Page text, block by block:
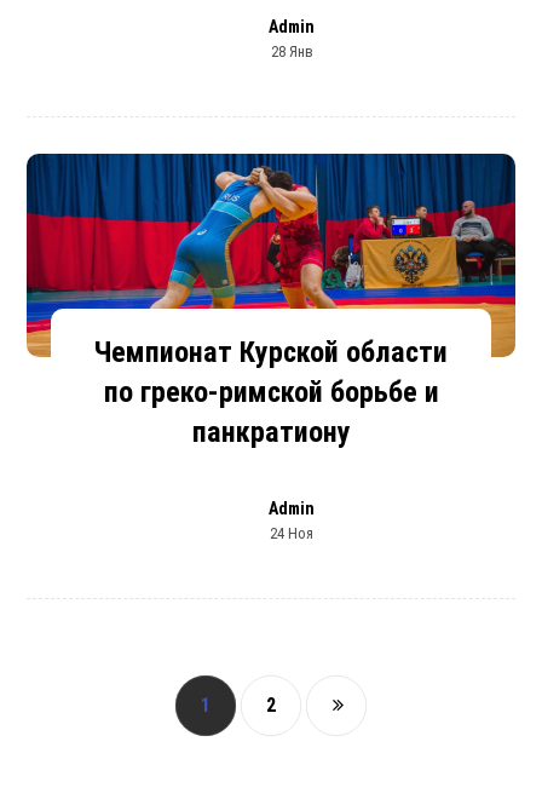
Admin
28 Янв
Чемпионат Курской области
по греко-римской борьбе и
панкратиону
Admin
24 Ноя
1 2